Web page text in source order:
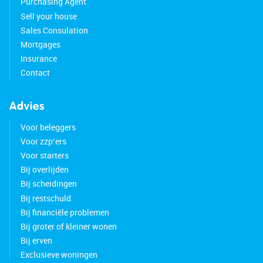
stations Koog aan de Zaan and Zaandijk Zaanse
Schans are within walking distance and offer fast
connections to cities such as Amsterdam. A bus
stop towards Zaandam is located just 200 meters
from the house. By car, you can reach the A7, A8,
and A10 motorways within minutes.
Good to know:
landscaped backyard
• Pleasant natural light
• Equipped with 9 solar panels
• HR+ and HR++ glazing
• Underfloor heating on the entire ground floor
and in the bathroom
• All window frames professionally painted in
2021
• Plot size: 267 m²
• Located in a sought-after neighborhood
Sell your house
Sales Consulation
Mortgages
Insurance
Contact
Advies
Voor beleggers
Voor zzp’ers
Voor starters
Bij overlijden
Bij scheidingen
Bij restschuld
Bij financiële problemen
Bij groter of kleiner wonen
Bij erven
Exclusieve woningen